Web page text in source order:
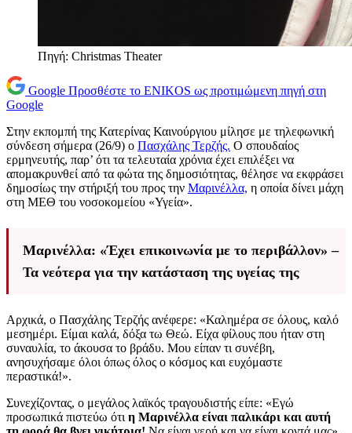
Πηγή: Christmas Theater
Google Προσθέστε το ENIKOS ως προτιμώμενη πηγή στη
Google
Στην εκπομπή της Κατερίνας Καινούργιου μίλησε με τηλεφωνική
σύνδεση σήμερα (26/9) ο Πασχάλης Τερζής. Ο σπουδαίος
ερμηνευτής, παρ’ ότι τα τελευταία χρόνια έχει επιλέξει να
απομακρυνθεί από τα φώτα της δημοσιότητας, θέλησε να εκφράσει
δημοσίως την στήριξή του προς την Μαρινέλλα, η οποία δίνει μάχη
στη ΜΕΘ του νοσοκομείου «Υγεία».
Μαρινέλλα: «Έχει επικοινωνία με το περιβάλλον» –
Τα νεότερα για την κατάσταση της υγείας της
Αρχικά, ο Πασχάλης Τερζής ανέφερε: «Καλημέρα σε όλους, καλό
μεσημέρι. Είμαι καλά, δόξα τω Θεώ. Είχα φίλους που ήταν στη
συναυλία, το άκουσα το βράδυ. Μου είπαν τι συνέβη,
ανησυχήσαμε όλοι όπως όλος ο κόσμος και ευχόμαστε
περαστικά!».
Συνεχίζοντας, ο μεγάλος λαϊκός τραγουδιστής είπε: «Εγώ
προσωπικά πιστεύω ότι η Μαρινέλλα είναι παλικάρι και αυτή